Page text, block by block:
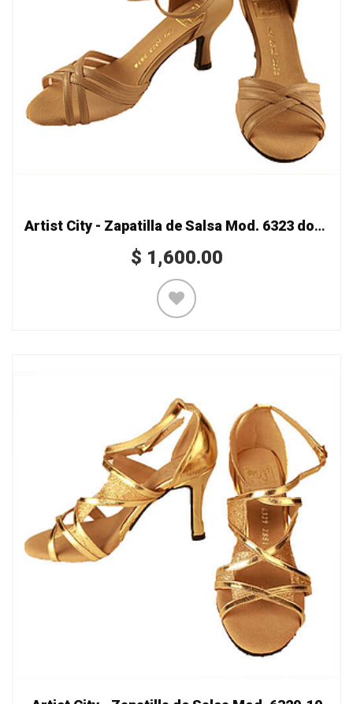
Artist City - Zapatilla de Salsa Mod. 6323 doble recio
$ 1,600.00